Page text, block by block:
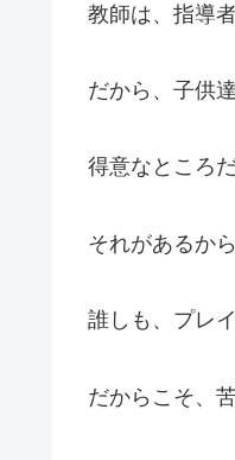
教師は、指導
だから、子供
得意なところ
それがあるか
誰しも、プレ
だからこそ、